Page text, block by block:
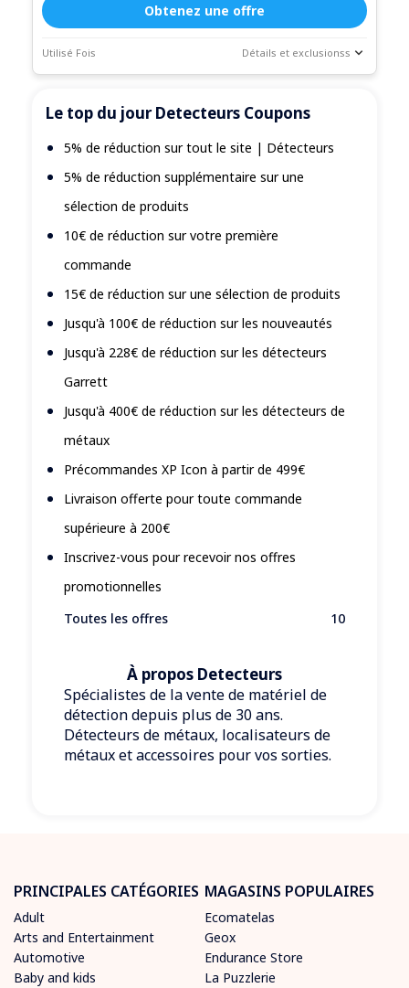
Le top du jour Detecteurs Coupons
5% de réduction sur tout le site | Détecteurs
5% de réduction supplémentaire sur une
sélection de produits
10€ de réduction sur votre première
commande
15€ de réduction sur une sélection de produits
Jusqu'à 100€ de réduction sur les nouveautés
Jusqu'à 228€ de réduction sur les détecteurs
Garrett
Jusqu'à 400€ de réduction sur les détecteurs de
métaux
Précommandes XP Icon à partir de 499€
Livraison offerte pour toute commande
supérieure à 200€
Inscrivez-vous pour recevoir nos offres
promotionnelles
Toutes les offres
10
À propos Detecteurs
Spécialistes de la vente de matériel de
détection depuis plus de 30 ans.
Détecteurs de métaux, localisateurs de
métaux et accessoires pour vos sorties.
Obtenez une offre
Utilisé Fois Détails et exclusionss
des
transactions
Expire: Dec-
31-2026
PRINCIPALES CATÉGORIES
Adult
Arts and Entertainment
Automotive
Baby and kids
MAGASINS POPULAIRES
Ecomatelas
Geox
Endurance Store
La Puzzlerie